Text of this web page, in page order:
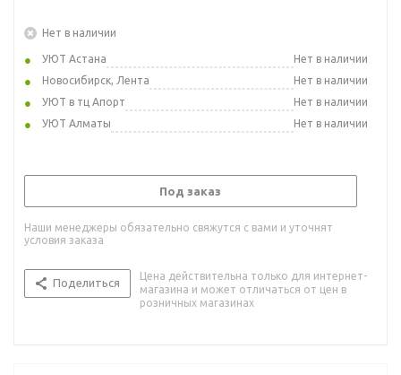
Нет в наличии
УЮТ Астана
Нет в наличии
Новосибирск, Лента
Нет в наличии
УЮТ в тц Апорт
Нет в наличии
УЮТ Алматы
Нет в наличии
Под заказ
Наши менеджеры обязательно свяжутся с вами и уточнят
условия заказа
Поделиться
Цена действительна только для интернет-
магазина и может отличаться от цен в
розничных магазинах